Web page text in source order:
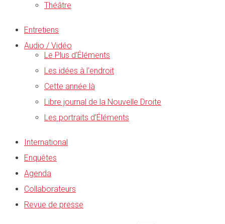
Théâtre
Entretiens
Audio / Vidéo
Le Plus d’Éléments
Les idées à l’endroit
Cette année là
Libre journal de la Nouvelle Droite
Les portraits d’Éléments
International
Enquêtes
Agenda
Collaborateurs
Revue de presse